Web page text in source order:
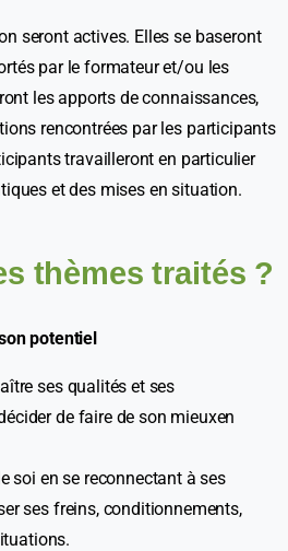
seront actives. Elles se baseront
par le formateur et/ou les
les apports de connaissances,
rencontrées par les participants
travailleront en particulier
et des mises en situation.
thèmes traités ?
potentiel
ses qualités et ses
de faire de son mieuxen
soi en se reconnectant à ses
ses freins, conditionnements,